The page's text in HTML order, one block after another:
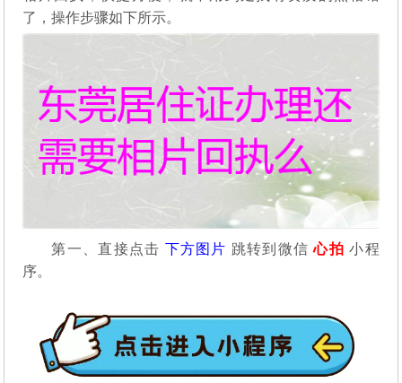
了，操作步骤如下所示。
第一、直接点击 下方图片 跳转到微信心拍小程
序。